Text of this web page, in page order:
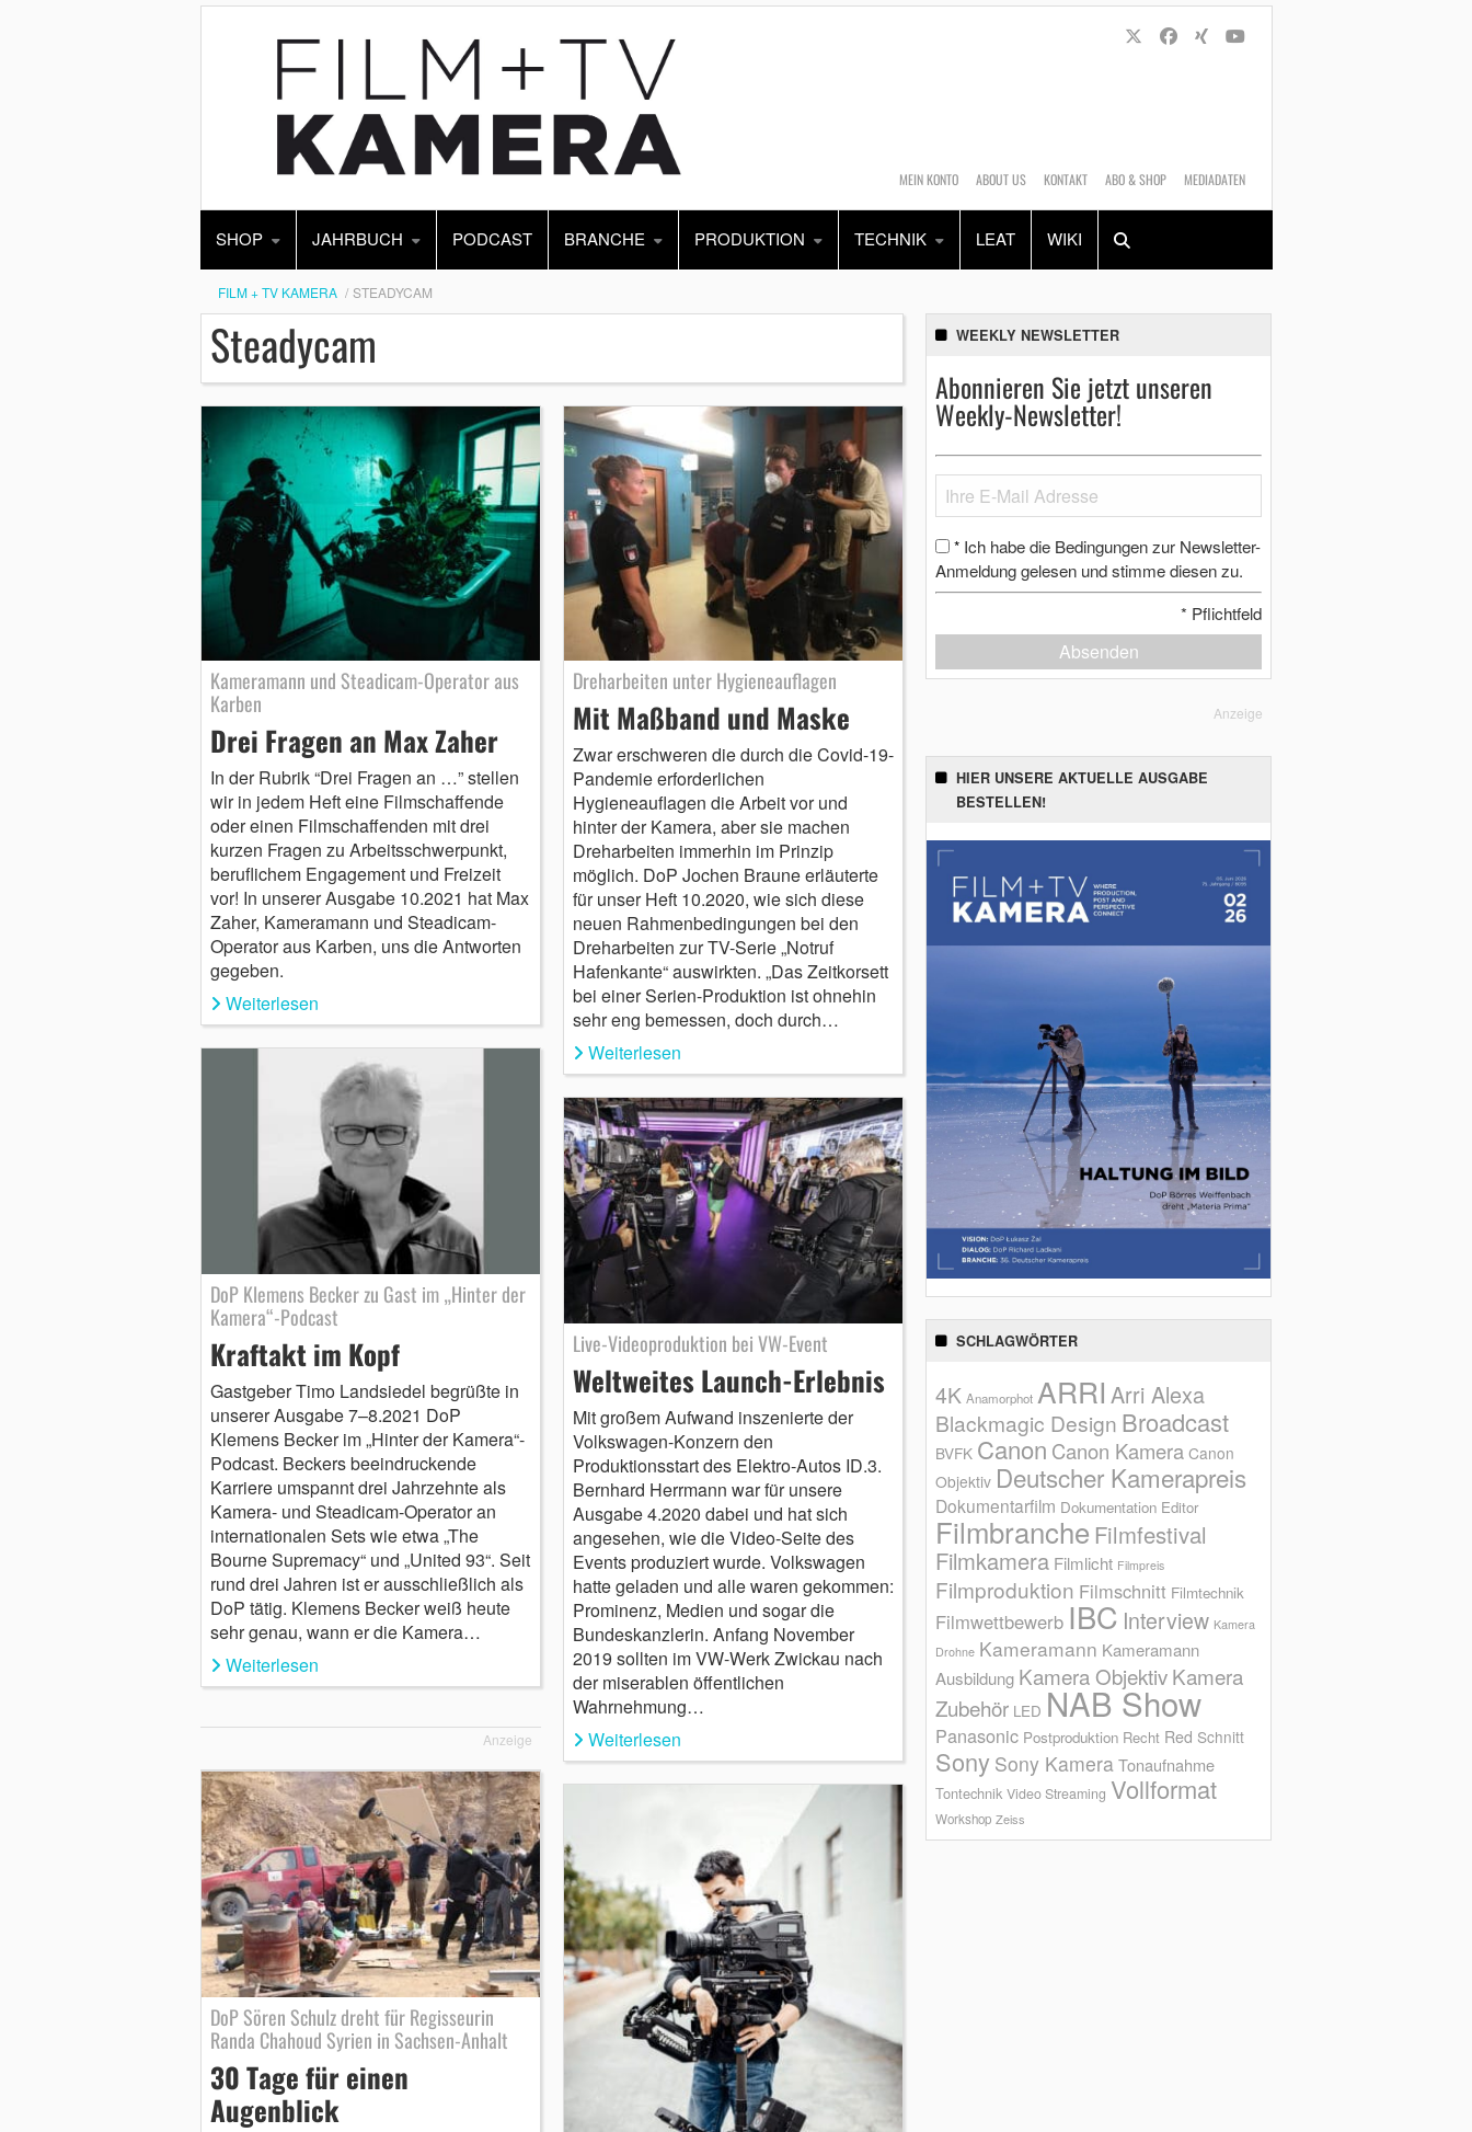
MEIN KONTO ABOUT US KONTAKT ABO & SHOP MEDIADATEN
SHOP JAHRBUCH PODCAST BRANCHE PRODUKTION TECHNIK LEAT WIKI
Alles Shop
FILM + TV KAMERA STEADYCAM
Steadycam
Kameramann und Steadicam-Operator aus
Karben
Drei Fragen an Max Zaher
In der Rubrik “Drei Fragen an …” stellen
wir in jedem Heft eine Filmschaffende
oder einen Filmschaffenden mit drei
kurzen Fragen zu Arbeitsschwerpunkt,
beruflichem Engagement und Freizeit
vor! In unserer Ausgabe 10.2021 hat Max
Zaher, Kameramann und Steadicam-
Operator aus Karben, uns die Antworten
gegeben.
Weiterlesen
DoP Klemens Becker zu Gast im „Hinter der
Kamera“-Podcast
Kraftakt im Kopf
Gastgeber Timo Landsiedel begrüßte in
unserer Ausgabe 7–8.2021 DoP
Klemens Becker im „Hinter der Kamera“-
Podcast. Beckers beeindruckende
Karriere umspannt drei Jahrzehnte als
Kamera- und Steadicam-Operator an
internationalen Sets wie etwa „The
Bourne Supremacy“ und „United 93“. Seit
rund drei Jahren ist er ausschließlich als
DoP tätig. Klemens Becker weiß heute
sehr genau, wann er die Kamera…
Weiterlesen
Dreharbeiten unter Hygieneauflagen
Mit Maßband und Maske
Zwar erschweren die durch die Covid-19-
Pandemie erforderlichen
Hygieneauflagen die Arbeit vor und
hinter der Kamera, aber sie machen
Dreharbeiten immerhin im Prinzip
möglich. DoP Jochen Braune erläuterte
für unser Heft 10.2020, wie sich diese
neuen Rahmenbedingungen bei den
Dreharbeiten zur TV-Serie „Notruf
Hafenkante“ auswirkten. „Das Zeitkorsett
bei einer Serien-Produktion ist ohnehin
sehr eng bemessen, doch durch…
Weiterlesen
Anzeige
Live-Videoproduktion bei VW-Event
Weltweites Launch-Erlebnis
Mit großem Aufwand inszenierte der
Volkswagen-Konzern den
Produktionsstart des Elektro-Autos ID.3.
Bernhard Herrmann war für unsere
Ausgabe 4.2020 dabei und hat sich
angesehen, wie die Video-Seite des
Events produziert wurde. Volkswagen
hatte geladen und alle waren gekommen:
Prominenz, Medien und sogar die
Bundeskanzlerin. Anfang November
2019 sollten im VW-Werk Zwickau nach
der miserablen öffentlichen
Wahrnehmung…
Weiterlesen
DoP Sören Schulz dreht für Regisseurin
Randa Chahoud Syrien in Sachsen-Anhalt
30 Tage für einen
Augenblick
WEEKLY NEWSLETTER
Abonnieren Sie jetzt unseren
Weekly-Newsletter!
* Ich habe die Bedingungen zur Newsletter-
Anmeldung gelesen und stimme diesen zu.
* Pflichtfeld
Absenden
Anzeige
HIER UNSERE AKTUELLE AUSGABE
BESTELLEN!
SCHLAGWÖRTER
4K Anamorphot ARRI Arri Alexa
Blackmagic Design Broadcast
BVFK Canon Canon Kamera Canon
Objektiv Deutscher Kamerapreis
Dokumentarfilm Dokumentation Editor
Filmbranche Filmfestival
Filmkamera Filmlicht Filmpreis
Filmproduktion Filmschnitt Filmtechnik
Filmwettbewerb IBC Interview Kamera
Drohne Kameramann Kameramann
Ausbildung Kamera ObjektivKamera
Zubehör LED NAB Show
Panasonic Postproduktion Recht Red Schnitt
Sony Sony KameraTonaufnahme
Tontechnik Video Streaming Vollformat
Workshop Zeiss